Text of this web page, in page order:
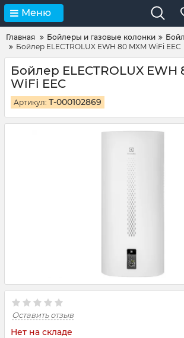
Меню
Главная Бойлеры и газовые колонки
Бойлер ELECTROLUX EWH 80 MXM WiFi EEC
Бойлер ELECTROLUX EWH
WiFi EEC
Артикул: Т-000102869
Оставить отзыв
Нет на складе